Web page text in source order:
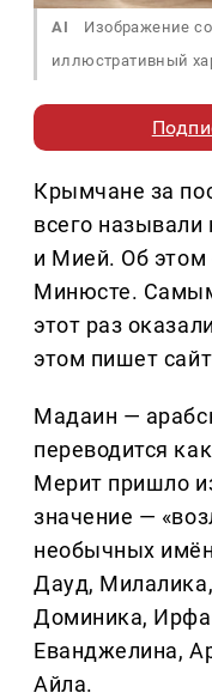
AI
Изображение
иллюстративный
Крымчане за
всего
и Мией. Об этом
Минюсте.
этот раз
этом пишет сайт
Мадаин —
переводится
Мерит пришло
значение —
необычных
Дауд,
Доминика,
Еванджелина,
Айла.